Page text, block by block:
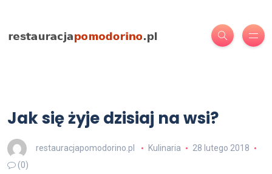
Jak się żyje dzisiaj na wsi?
restauracjapomodorino.pl Kulinaria
28 lutego 2018
(0)